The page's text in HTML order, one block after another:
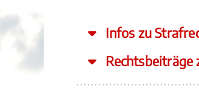
Infos zu
Rechtsbeiträge